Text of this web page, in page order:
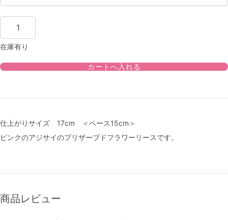
在庫有り
仕上がりサイズ 17cm ＜ベース15cm＞
ピンクのアジサイのプリザーブドフラワーリースです。
商品レビュー